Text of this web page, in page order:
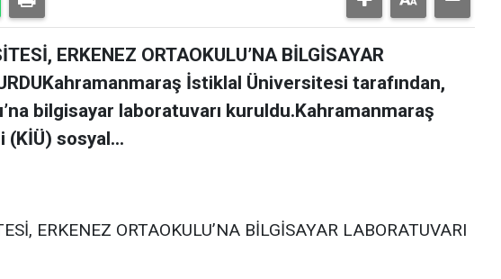
ERKENEZ ORTAOKULU’NA BİLGİSAYAR
İstiklal Üniversitesi tarafından,
bilgisayar laboratuvarı kuruldu.Kahramanmaraş
sosyal...
ERKENEZ ORTAOKULU’NA BİLGİSAYAR LABORATUVARI